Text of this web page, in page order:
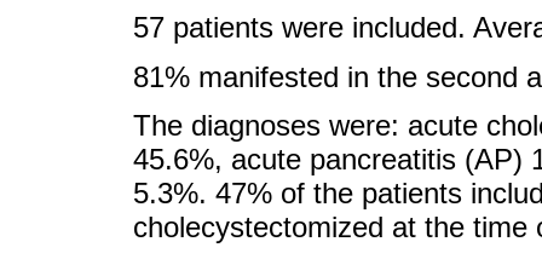
57 patients were included.
81% manifested in the second
The diagnoses were: acute
45.6%, acute pancreatitis (AP)
5.3%. 47% of the patients
cholecystectomized at the time